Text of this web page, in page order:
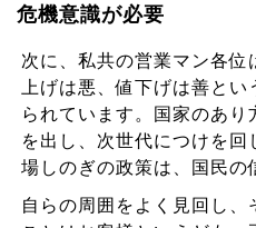
危機意識が必要
次に、私共の営業マン各
上げは悪、値下げは善と
られています。国家のあ
を出し、次世代につけを
場しのぎの政策は、国民の
自らの周囲をよく見回し